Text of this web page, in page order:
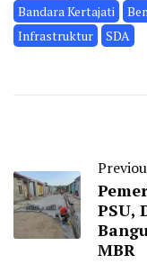
Bandara Kertajati
Infrastruktur
SDA
PSU,
MBR